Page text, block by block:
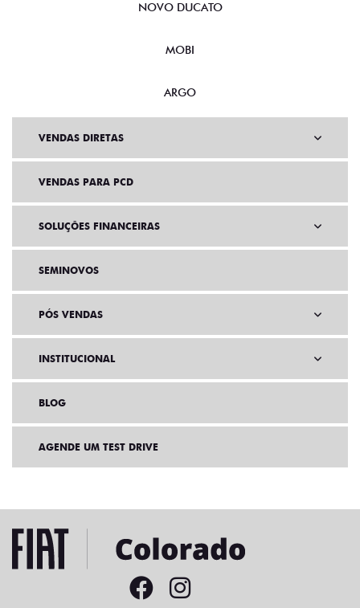
NOVO DUCATO
MOBI
ARGO
VENDAS DIRETAS
VENDAS PARA PCD
SOLUÇÕES FINANCEIRAS
SEMINOVOS
PÓS VENDAS
INSTITUCIONAL
BLOG
AGENDE UM TEST DRIVE